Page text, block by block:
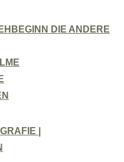
DIE ANDERE
|